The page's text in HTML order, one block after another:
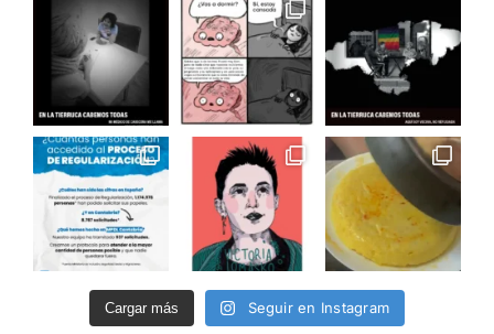
Cargar más Seguir en Instagram